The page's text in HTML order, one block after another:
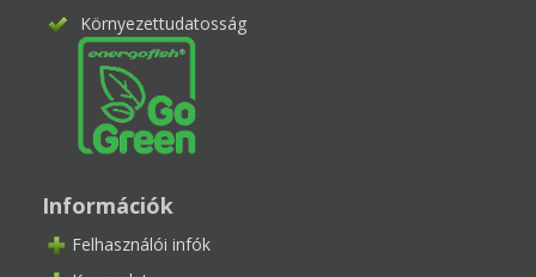
Környezettudatosság
Információk
Felhasználói infók